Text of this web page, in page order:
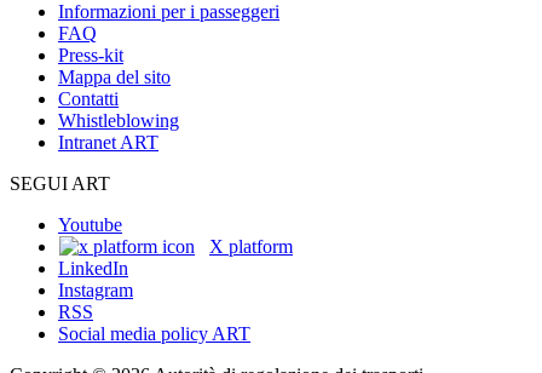
Informazioni per i passeggeri
FAQ
Press-kit
Mappa del sito
Contatti
Whistleblowing
Intranet ART
SEGUI ART
Youtube
X platform
LinkedIn
Instagram
RSS
Social media policy ART